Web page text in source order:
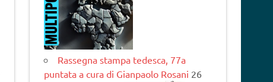
Rassegna stampa tedesca, 77a
puntata a cura di Gianpaolo Rosani 26